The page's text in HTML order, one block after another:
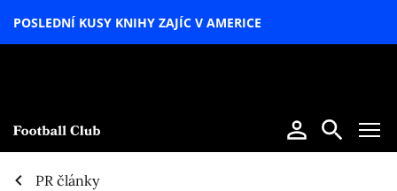
POSLEDNÍ KUSY KNIHY ZAJÍC V AMERICE
PR články